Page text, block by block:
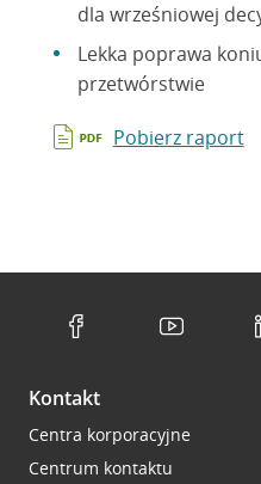
dla wrześniowej
Lekka poprawa
przetwórstwie
Pobierz raport
Kontakt
Centra korporacyjne
Centrum kontaktu